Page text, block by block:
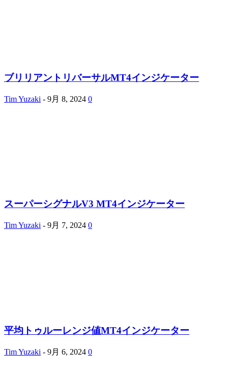
ブリリアントリバーサルMT4インジケーター
Tim Yuzaki - 9月 8, 2024 0
スーパーシグナルV3 MT4インジケーター
Tim Yuzaki - 9月 7, 2024 0
平均トゥルーレンジ値MT4インジケーター
Tim Yuzaki - 9月 6, 2024 0